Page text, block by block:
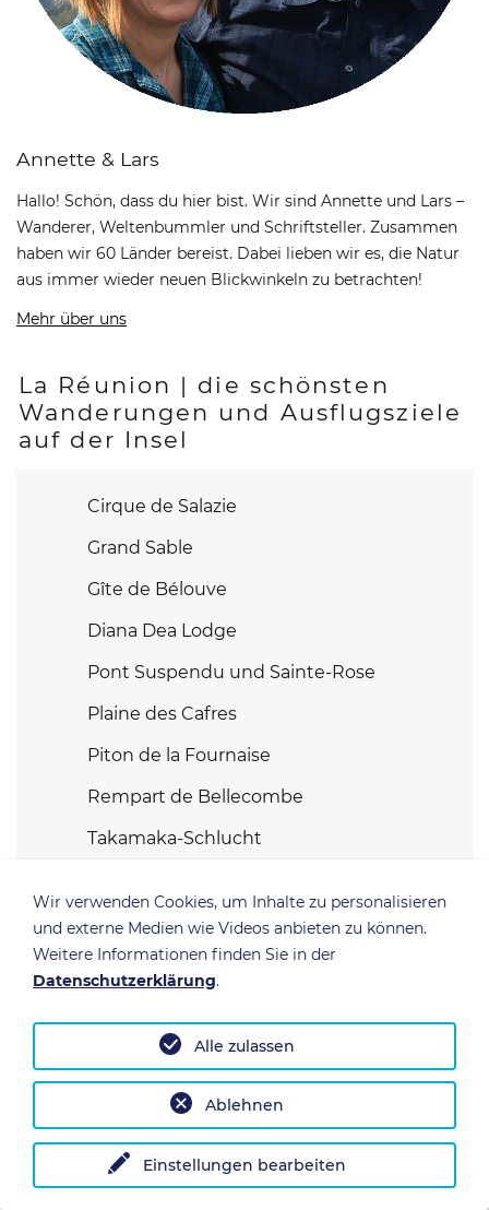
Annette & Lars
Hallo! Schön, dass du hier bist. Wir sind Annette und Lars –
Wanderer, Weltenbummler und Schriftsteller. Zusammen
haben wir 60 Länder bereist. Dabei lieben wir es, die Natur
aus immer wieder neuen Blickwinkeln zu betrachten!
Mehr über uns
La Réunion | die schönsten
Wanderungen und Ausflugsziele
auf der Insel
Cirque de Salazie
Grand Sable
Gîte de Bélouve
Diana Dea Lodge
Pont Suspendu und Sainte-Rose
Plaine des Cafres
Piton de la Fournaise
Rempart de Bellecombe
Takamaka-Schlucht
Cascade de Bras Rouge
Piton des Neiges
Pointe de la Table
Grand Brûlé
Jardin des Parfums
Grand Galet und Cap Méchant
Wir verwenden Cookies, um Inhalte zu personalisieren
und externe Medien wie Videos anbieten zu können.
Weitere Informationen finden Sie in der
Datenschutzerklärung.
Einstellungen bearbeiten
Ablehnen
Alle zulassen